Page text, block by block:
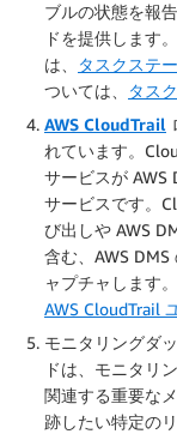
ブルの状態を報
ドを提供します
は、
タスクステ
ついては、
タス
AWS CloudTrail
れています。
サービスが AWS
サービスです。
び出しや AWS
含む、AWS
ャプチャします
AWS CloudTrail
モニタリングダ
ドは、モニタリ
関連する重要な
跡したい特定の